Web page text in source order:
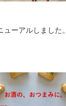
ーアルしました。